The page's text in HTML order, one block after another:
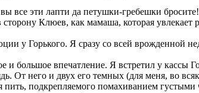
все эти лапти да петушки-гребешки бросите!
Клюев, как мамаша, которая
у Горького. Я сразу со всей врожденной
и большое впечатление. Я встретил у
От него и двух его темных (для меня, во
подкрепляемого помахиванием